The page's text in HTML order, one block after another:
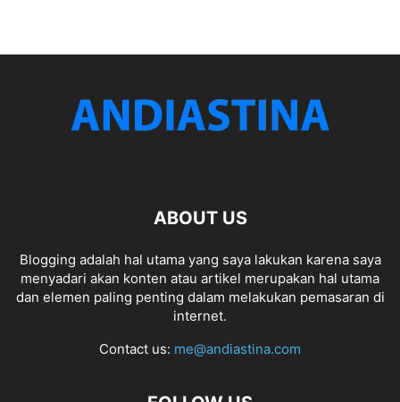
ABOUT US
Blogging adalah hal utama yang saya lakukan karena saya
menyadari akan konten atau artikel merupakan hal utama
dan elemen paling penting dalam melakukan pemasaran di
internet.
Contact us: me@andiastina.com